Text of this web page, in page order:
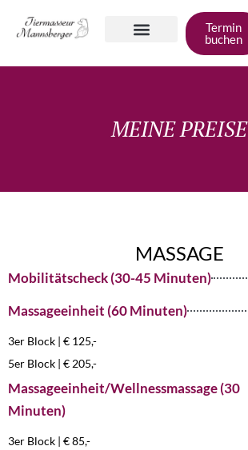
Termin
buchen
MEINE PREISE
MASSAGE
Mobilitätscheck (30-45 Minuten)
Massageeinheit (60 Minuten)
3er Block | € 125,-
5er Block | € 205,-
Massageeinheit/Wellnessmassage (30
Minuten)
3er Block | € 85,-